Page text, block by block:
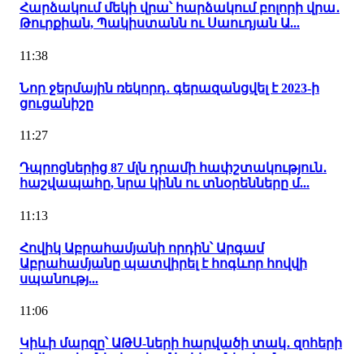
Հարձակում մեկի վրա՝ հարձակում բոլորի վրա․
Թուրքիան, Պակիստանն ու Սաուդյան Ա...
11:38
Նոր ջերմային ռեկորդ․ գերազանցվել է 2023-ի
ցուցանիշը
11:27
Դպրոցներից 87 մլն դրամի հափշտակություն․
հաշվապահը, նրա կինն ու տնօրենները մ...
11:13
Հովիկ Աբրահամյանի որդին՝ Արգամ
Աբրահամյանը պատվիրել է հոգևոր հովվի
սպանությ...
11:06
Կիևի մարզը՝ ԱԹՍ-ների հարվածի տակ․ զոհերի